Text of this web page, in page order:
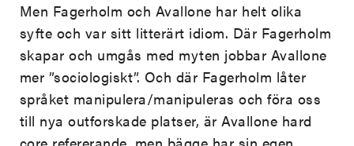
Men Fagerholm och Avallone har helt olika
syfte och var sitt litterärt idiom. Där Fagerholm
skapar och umgås med myten jobbar Avallone
mer ”sociologiskt”. Och där Fagerholm låter
språket manipulera/manipuleras och föra oss
till nya outforskade platser, är Avallone hard